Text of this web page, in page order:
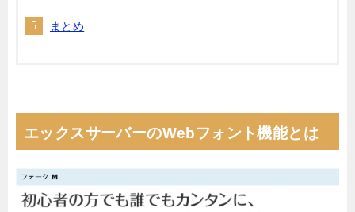
まとめ
エックスサーバーのWebフォント機能とは